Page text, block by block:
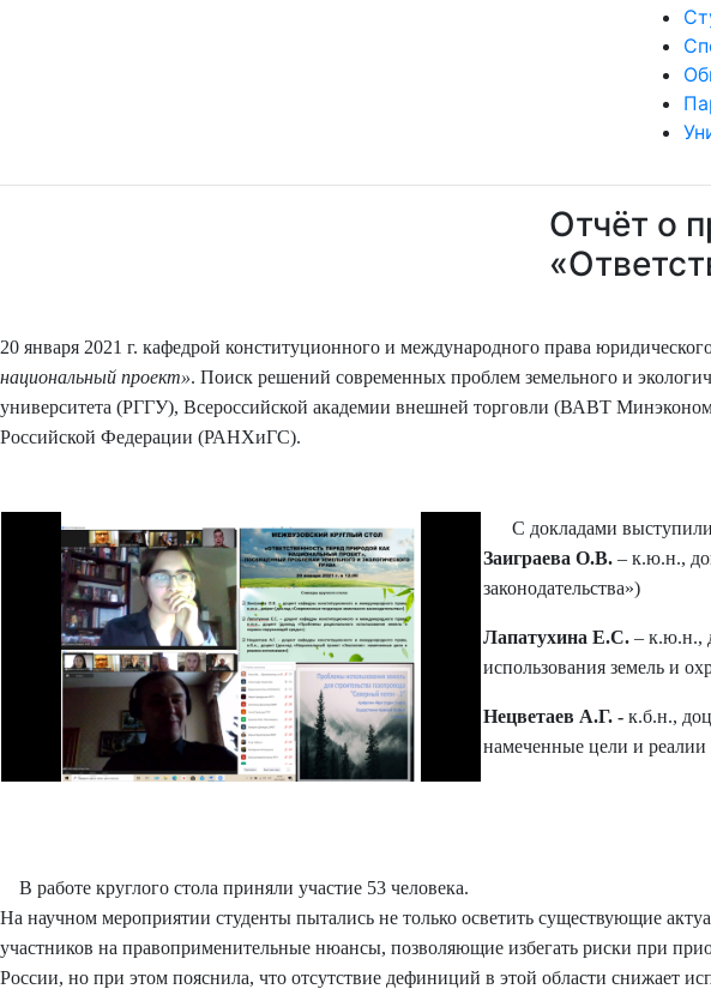
Отчёт о
20 января 2021 г. кафедрой конституционного и международного права
национальный проект». Поиск решений современных проблем земельного и
университета (РГГУ), Всероссийской академии внешней торговли (ВАВТ
Российской Федерации (РАНХиГС).
С докладами
Заиграева О.В. – к.ю.н.,
законодательства»)
Лапатухина Е.С. – к.ю.н.,
использования земель и
Нецветаев А.Г. - к.б.н.,
намеченные цели и
В работе круглого стола приняли участие 53 человека.
На научном мероприятии студенты пытались не только осветить существующие
участников на правоприменительные нюансы, позволяющие избегать риски при
России, но при этом пояснила, что отсутствие дефиниций в этой области снижает